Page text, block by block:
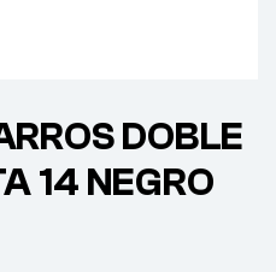
DOBLE
14 NEGRO